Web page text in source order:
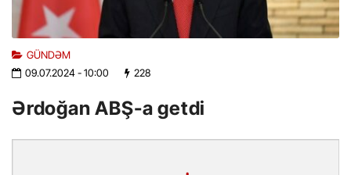
GÜNDƏM
09.07.2024- 10:00 228
Ərdoğan ABŞ-a getdi